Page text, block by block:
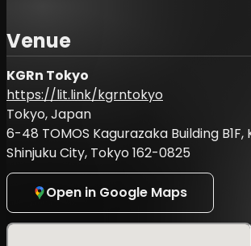
Usual Moments, Niigata Japan
(https://www.instagram.com/
Tokyo Bedroom Orchestra, Fukuoka
(https://www.instagram.com/
Acidclank [Solo Set], Tokyo, Japan
(https://www.instagram.com/y0ta1993/
Masaaki Haga, Niigata Japan
(
https://www.instagram.com/
KOPY, Tokyo Japan
Venue
KGRn Tokyo
https://lit.link/kgrntokyo
Tokyo, Japan
6-48 TOMOS Kagurazaka Building B1F,
Shinjuku City, Tokyo 162-0825
Open in Google Maps